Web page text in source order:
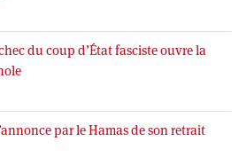
du coup d’État fasciste ouvre la
par le Hamas de son retrait